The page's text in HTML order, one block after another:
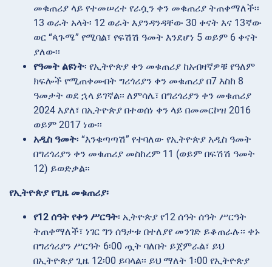
መቁጠሪያ ላይ የተመሠረተ የራሷን ቀን መቁጠሪያ ትጠቀማለች፡፡
13 ወራት አላት፡ 12 ወራት እያንዳንዳቸው 30 ቀናት እና 13ኛው
ወር “ጳጉሜ” የሚባል፣ የፍሽሽ ዓመት እንደሆነ 5 ወይም 6 ቀናት
ያለው፡፡
የዓመት ልዩነት፡ የኢትዮጵያ ቀን መቁጠሪያ ከአብዛኛዎቹ የዓለም
ክፍሎች የሚጠቀሙበት ግሪጎሪያን ቀን መቁጠሪያ በ7 እስከ 8
ዓመታት ወደ ኋላ ይገኛል፡፡ ለምሳሌ፣ በግሪጎሪያን ቀን መቁጠሪያ
2024 እያለ፣ በኢትዮጵያ በተወሰነ ቀን ላይ በመመርኮዝ 2016
ወይም 2017 ነው፡፡
አዲስ ዓመት፡ “እንቁጣጣሽ” የተባለው የኢትዮጵያ አዲስ ዓመት
በግሪጎሪያን ቀን መቁጠሪያ መስከረም 11 (ወይም በፍሽሽ ዓመት
12) ይወድቃል፡፡
የኢትዮጵያ የጊዜ መቁጠሪያ፡
የ12 ሰዓት የቀን ሥርዓት፡ ኢትዮጵያ የ12 ሰዓት ሰዓት ሥርዓት
ትጠቀማለች፣ ነገር ግን ሰዓታቱ በተለያየ መንገድ ይቆጠራሉ፡፡ ቀኑ
በግሪጎሪያን ሥርዓት 6፡00 ጧት ባለበት ይጀምራል፣ ይህ
በኢትዮጵያ ጊዜ 12፡00 ይባላል፡፡ ይህ ማለት 1፡00 የኢትዮጵያ